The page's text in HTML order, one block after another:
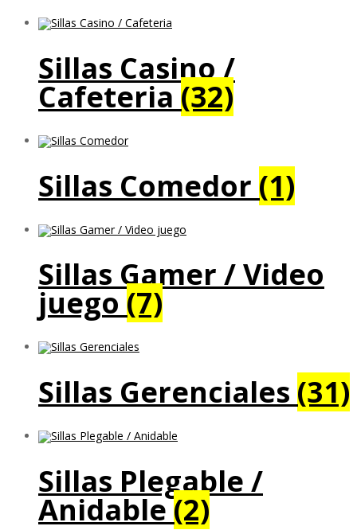
Sillas Casino /
Cafeteria (32)
Sillas Comedor (1)
Sillas Gamer / Video
juego (7)
Sillas Gerenciales (31)
Sillas Plegable /
Anidable(2)